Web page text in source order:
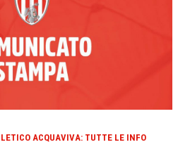
ACQUAVIVA: TUTTE LE INFO